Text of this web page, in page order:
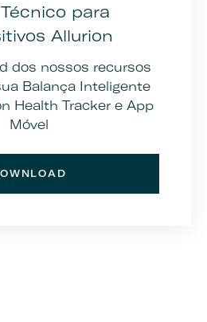
para
Allurion
dos nossos recursos
Balança Inteligente
Health Tracker e App
Móvel